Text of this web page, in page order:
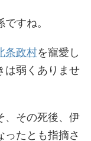
すね。
条政村を寵愛し
は弱くありませ
、その死後、伊
ったとも指摘さ